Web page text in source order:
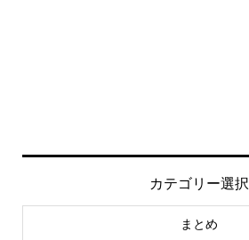
カテゴリー選択
まとめ